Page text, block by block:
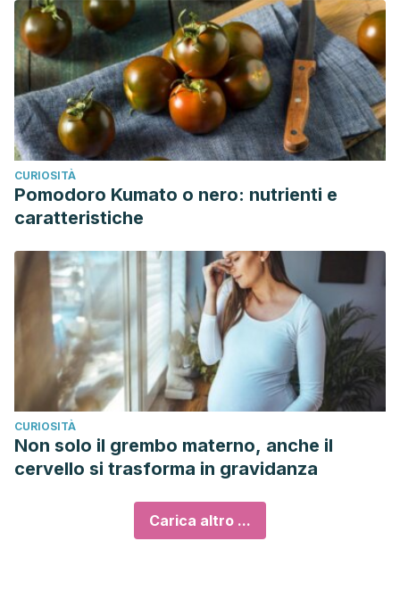
CURIOSITÀ
Pomodoro Kumato o nero: nutrienti e
caratteristiche
CURIOSITÀ
Non solo il grembo materno, anche il
cervello si trasforma in gravidanza
Carica altro ...